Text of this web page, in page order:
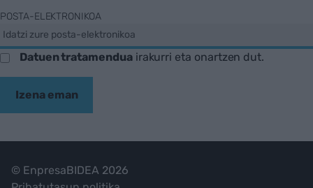
POSTA-ELEKTRONIKOA
Datuen tratamenduairakurri eta onartzen dut.
Izena eman
© EnpresaBIDEA 2026